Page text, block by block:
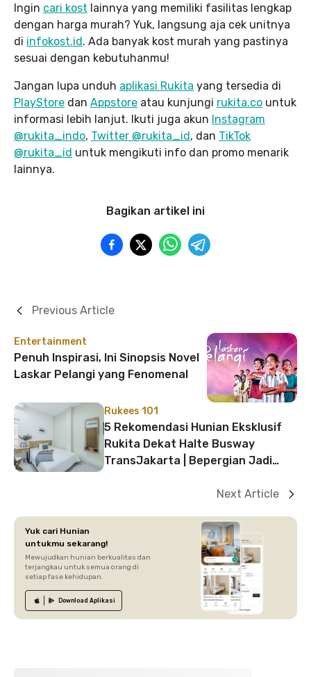
Ingin cari kost lainnya yang memiliki fasilitas lengkap
dengan harga murah? Yuk, langsung aja cek unitnya
di infokost.id. Ada banyak kost murah yang pastinya
sesuai dengan kebutuhanmu!
Jangan lupa unduh aplikasi Rukita yang tersedia di
PlayStore dan Appstore atau kunjungi rukita.co untuk
informasi lebih lanjut. Ikuti juga akun Instagram
@rukita_indo, Twitter @rukita_id, dan TikTok
@rukita_id untuk mengikuti info dan promo menarik
lainnya.
Bagikan artikel ini
Entertainment
Penuh Inspirasi, Ini Sinopsis Novel
Laskar Pelangi yang Fenomenal
Previous Article
Rukees 101
5 Rekomendasi Hunian Eksklusif
Rukita Dekat Halte Busway
TransJakarta | Bepergian Jadi
Next Article
Yuk cari Hunian
untukmu sekarang!
Mewujudkan hunian berkualitas dan
terjangkau untuk semua orang di
setiap fase kehidupan.
Download Aplikasi